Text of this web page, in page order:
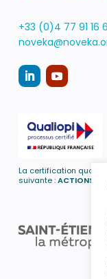
+33 (0)4 77 91 16
La certification qualité
suivante :ACTIONS DE